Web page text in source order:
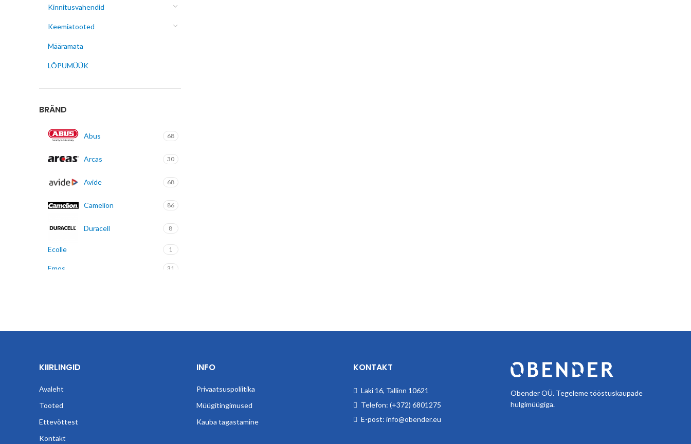
Kinnitusvahendid
Keemiatooted
Määramata
LÕPUMÜÜK
BRÄND
Abus 68
Arcas 30
Avide 68
Camelion 86
Duracell 8
Ecolle 1
Emos 31
Laica 7
KIIRLINGID
Avaleht
Tooted
Ettevõttest
Kontakt
INFO
Privaatsuspoliitika
Müügitingimused
Kauba tagastamine
KONTAKT
Laki 16, Tallinn 10621
Telefon: (+372) 6801275
E-post: info@obender.eu
Obender OÜ. Tegeleme tööstuskaupade
hulgimüügiga.